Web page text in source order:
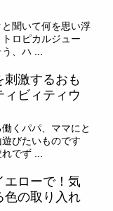
聞いて何を思い浮
ロピカルジュー
、ハ ...
刺激するおも
ィビィティウ
くパパ、ママにと
びたいものです
でず ...
エローで！気
色の取り入れ